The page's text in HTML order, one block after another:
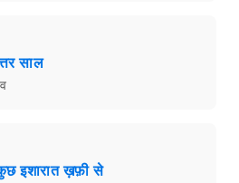
साल
इशारात ख़फ़ी से